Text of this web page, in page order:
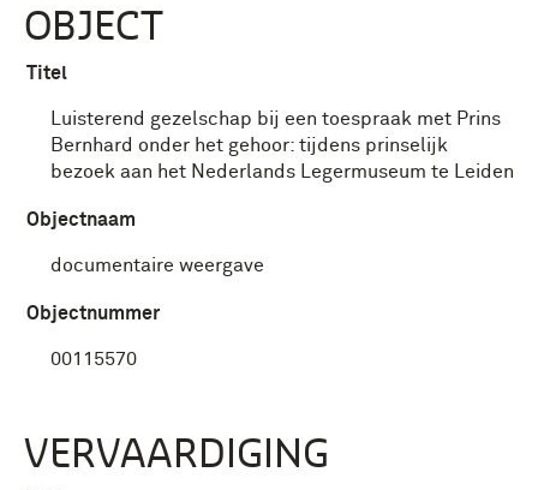
OBJECT
Titel
Luisterend gezelschap bij een toespraak met Prins
Bernhard onder het gehoor: tijdens prinselijk
bezoek aan het Nederlands Legermuseum te Leiden
Objectnaam
documentaire weergave
Objectnummer
00115570
VERVAARDIGING